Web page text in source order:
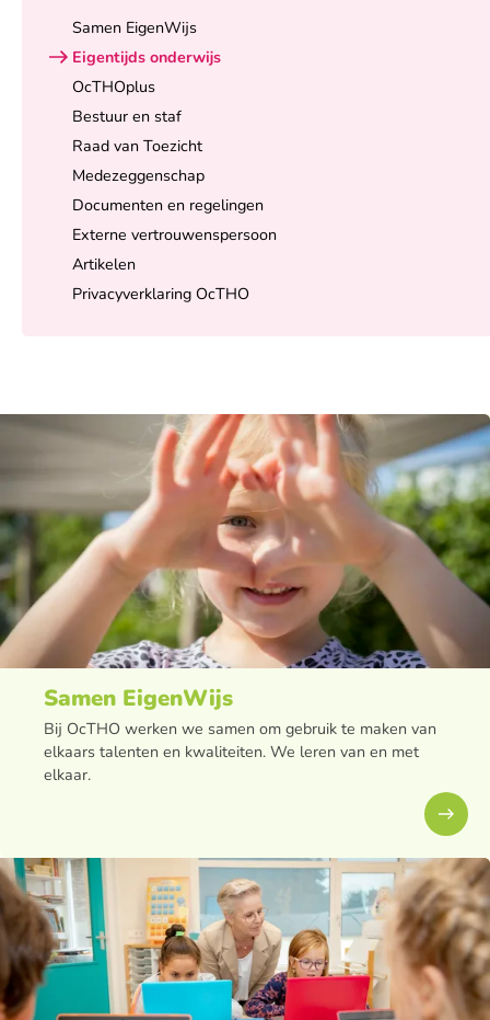
Samen EigenWijs
Eigentijds onderwijs
OcTHOplus
Bestuur en staf
Raad van Toezicht
Medezeggenschap
Documenten en regelingen
Externe vertrouwenspersoon
Artikelen
Privacyverklaring OcTHO
Samen EigenWijs
Bij OcTHO werken we samen om gebruik te maken van
elkaars talenten en kwaliteiten. We leren van en met
elkaar.